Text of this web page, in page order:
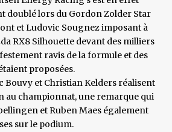
doublé lors du Gordon Zolder Star
et Ludovic Sougnez imposant à
RX8 Silhouette devant des milliers
ravis de la formule et des
proposées.
Bouvy et Christian Kelders réalisent
au championnat, une remarque qui
et Ruben Maes également
sur le podium.